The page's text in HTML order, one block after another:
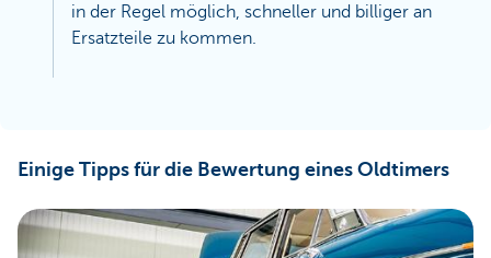
in der Regel möglich, schneller und billiger an
Ersatzteile zu kommen.
Einige Tipps für die Bewertung eines Oldtimers